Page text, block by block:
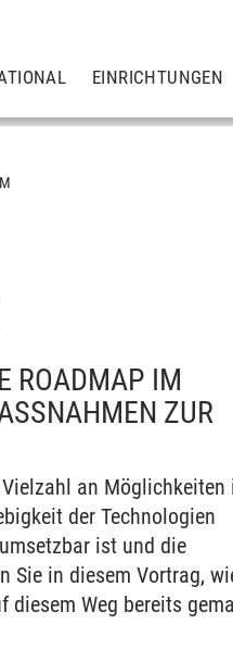
EINRICHTUNGEN
ROADMAP IM
ZUR D
an Möglichkeiten
der Technologien
ist und die
Sie in diesem Vortrag,
diesem Weg bereits